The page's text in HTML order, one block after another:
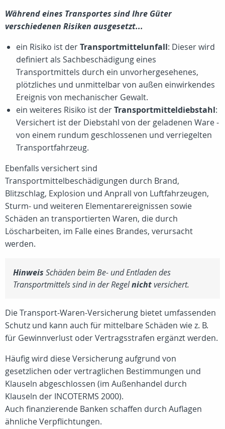
Während eines Transportes sind Ihre Güter
verschiedenen Risiken ausgesetzt...
ein Risiko ist derTransportmittelunfall: Dieser wird
definiert als Sachbeschädigung eines
Transportmittels durch ein unvorhergesehenes,
plötzliches und unmittelbar von außen einwirkendes
Ereignis von mechanischer Gewalt.
ein weiteres Risiko ist derTransportmitteldiebstahl:
Versichert ist der Diebstahl von der geladenen Ware -
von einem rundum geschlossenen und verriegelten
Transportfahrzeug.
Ebenfalls versichert sind
Transportmittelbeschädigungen durch Brand,
Blitzschlag, Explosion und Anprall von Luftfahrzeugen,
Sturm- und weiteren Elementarereignissen sowie
Schäden an transportierten Waren, die durch
Löscharbeiten, im Falle eines Brandes, verursacht
werden.
Hinweis Schäden beim Be- und Entladen des
Transportmittels sind in der Regelnichtversichert.
Die Transport-Waren-Versicherung bietet umfassenden
Schutz und kann auch für mittelbare Schäden wie z. B.
für Gewinnverlust oder Vertragsstrafen ergänzt werden.
Häufig wird diese Versicherung aufgrund von
gesetzlichen oder vertraglichen Bestimmungen und
Klauseln abgeschlossen (im Außenhandel durch
Klauseln der INCOTERMS 2000).
Auch finanzierende Banken schaffen durch Auflagen
ähnliche Verpflichtungen.